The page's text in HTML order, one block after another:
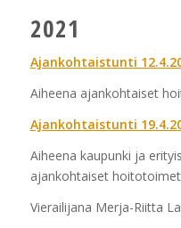
2021
Ajankohtaistunti
Aiheena ajankohtaiset
Ajankohtaistunti
Aiheena kaupunki ja
ajankohtaiset
Vierailijana Merja-Riitta